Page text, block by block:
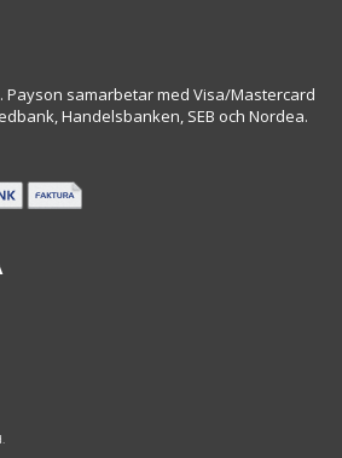
Payson samarbetar med Visa/Mastercard
Handelsbanken, SEB och Nordea.